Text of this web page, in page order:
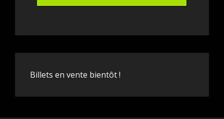
Billets en vente bientôt !